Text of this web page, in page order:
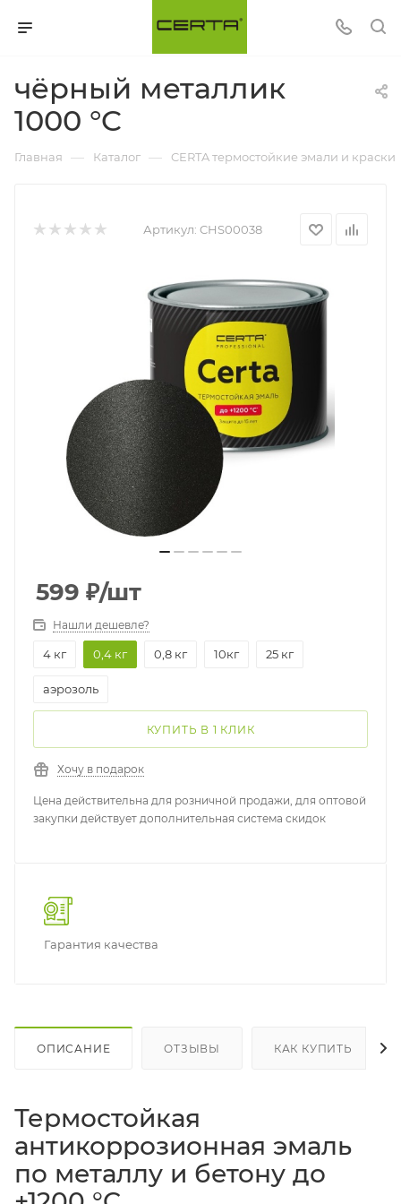
чёрный металлик
1000 °C
Главная — Каталог — CERTA термостойкие эмали и краски
Артикул: CHS00038
599 ₽/шт
Нашли дешевле?
4 кг 0,4 кг 0,8 кг 10кг 25 кг
аэрозоль
КУПИТЬ В 1 КЛИК
Хочу в подарок
Цена действительна для розничной продажи, для оптовой
закупки действует дополнительная система скидок
Гарантия качества
ОПИСАНИЕ ОТЗЫВЫ КАК КУПИТЬ
Термостойкая
антикоррозионная эмаль
по металлу и бетону до